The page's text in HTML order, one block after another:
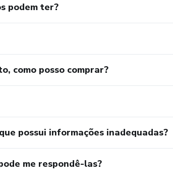
podem ter?
como posso comprar?
possui informações inadequadas?
me respondê-las?